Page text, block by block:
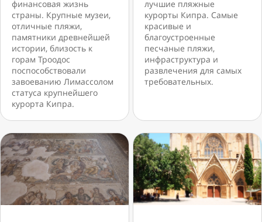
финансовая жизнь
страны. Крупные музеи,
отличные пляжи,
памятники древнейшей
истории, близость к
горам Троодос
поспособствовали
завоеванию Лимассолом
статуса крупнейшего
курорта Кипра.
лучшие пляжные
курорты Кипра. Самые
красивые и
благоустроенные
песчаные пляжи,
инфраструктура и
развлечения для самых
требовательных.